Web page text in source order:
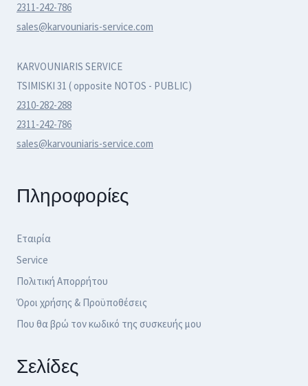
2311-242-786
sales@karvouniaris-service.com
KARVOUNIARIS SERVICE
TSIMISKI 31 ( opposite NOTOS - PUBLIC)
2310-282-288
2311-242-786
sales@karvouniaris-service.com
Πληροφορίες
Εταιρία
Service
Πολιτική Απορρήτου
Όροι χρήσης & Προϋποθέσεις
Που θα βρώ τον κωδικό της συσκευής μου
Σελίδες